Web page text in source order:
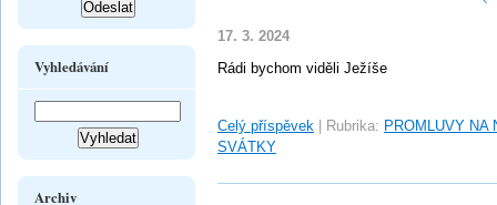
17. 3. 2024
Rádi bychom viděli Ježíše
Celý příspěvek Rubrika: PROMLUVY NA
SVÁTKY
Vyhledávání
Archiv